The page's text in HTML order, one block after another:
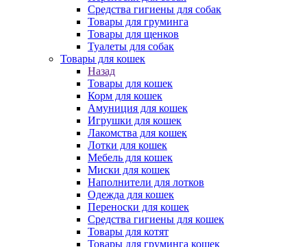
Средства гигиены для собак
Товары для груминга
Товары для щенков
Туалеты для собак
Товары для кошек
Назад
Товары для кошек
Корм для кошек
Амуниция для кошек
Игрушки для кошек
Лакомства для кошек
Лотки для кошек
Мебель для кошек
Миски для кошек
Наполнители для лотков
Одежда для кошек
Переноски для кошек
Средства гигиены для кошек
Товары для котят
Товары для груминга кошек